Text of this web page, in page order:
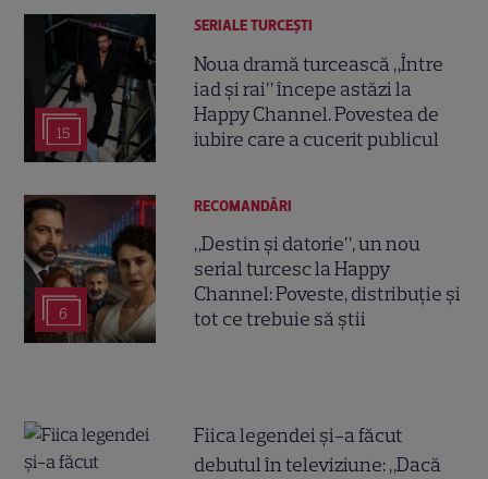
15
SERIALE TURCEŞTI
Noua dramă turcească „Între
iad și rai” începe astăzi la
Happy Channel. Povestea de
iubire care a cucerit publicul
6
RECOMANDĂRI
„Destin și datorie”, un nou
serial turcesc la Happy
Channel: Poveste, distribuție și
tot ce trebuie să știi
Fiica legendei și-a făcut
debutul în televiziune: „Dacă